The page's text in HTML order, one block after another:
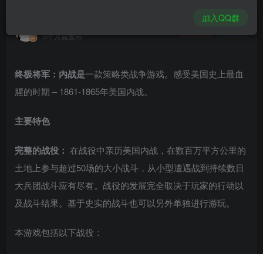
5个月前发布
终极将军：内战是一款策略类战争游戏。感受美国史上最血
腥的时期 – 1861-1865年美国内战。
主要特色
完整的战役： 在战役中亲历美国内战，在数百万平方公里的
土地上参与超过50场的大小战斗，从小型遭遇战到持续数日
大兵团战斗应有尽有。战役的发展完全取决于玩家的行动以
及战斗结果。基于史实的战斗也可以另外单独进行游玩。
本游戏包括以下战役：
加入QQ群